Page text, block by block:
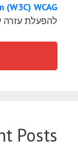
WCAG.
להפעלת עזרה
Posts